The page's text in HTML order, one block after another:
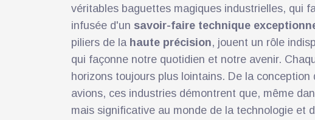
véritables baguettes magiques industrielles, qui
infusée d'un savoir-faire technique
piliers de la haute précision, jouent un rôle
qui façonne notre quotidien et notre avenir.
horizons toujours plus lointains. De la
avions, ces industries démontrent que, même
mais significative au monde de la technologie et